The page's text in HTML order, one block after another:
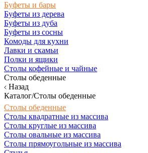
Буфеты и бары
Буфеты из дерева
Буфеты из дуба
Буфеты из сосны
Комоды для кухни
Лавки и скамьи
Полки и ящики
Столы кофейные и чайные
Столы обеденные
Назад
Каталог/Столы обеденные
Столы обеденные
Столы квадратные из массива
Столы круглые из массива
Столы овальные из массива
Столы прямоугольные из массива